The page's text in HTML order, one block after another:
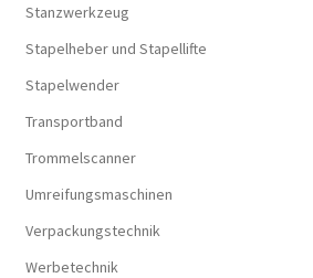
Stanzwerkzeug
Stapelheber und Stapellifte
Stapelwender
Transportband
Trommelscanner
Umreifungsmaschinen
Verpackungstechnik
Werbetechnik